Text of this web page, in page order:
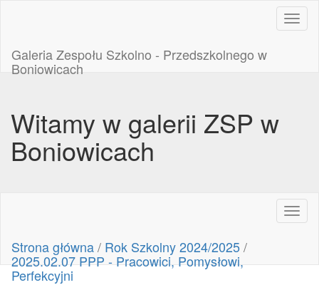
Galeria Zespołu Szkolno - Przedszkolnego w
Boniowicach
Witamy w galerii ZSP w
Boniowicach
Strona główna/ Rok Szkolny 2024/2025/
2025.02.07 PPP - Pracowici, Pomysłowi,
Perfekcyjni